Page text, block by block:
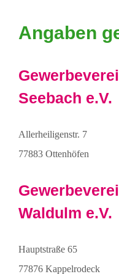
Angaben
Seebach e.V.
Allerheiligenstr. 7
77883 Ottenhöfen
Waldulm e.V.
Hauptstraße 65
77876 Kappelrodeck